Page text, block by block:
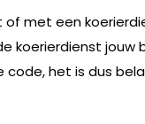
met een
koerierdienst jouw
het is dus